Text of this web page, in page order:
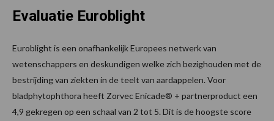
Evaluatie Euroblight
Euroblight is een onafhankelijk Europees netwerk van
wetenschappers en deskundigen welke zich bezighouden met de
bestrijding van ziekten in de teelt van aardappelen. Voor
bladphytophthora heeft Zorvec Enicade® + partnerproduct een
4,9 gekregen op een schaal van 2 tot 5. Dit is de hoogste score